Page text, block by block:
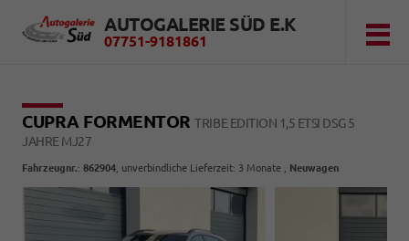
AUTOGALERIE SÜD E.K
07751-9181861
CUPRA FORMENTORTRIBE EDITION 1,5 ETSI DSG 5
JAHRE MJ27
Fahrzeugnr.: 862904 , unverbindliche Lieferzeit: 3 Monate Neuwagen